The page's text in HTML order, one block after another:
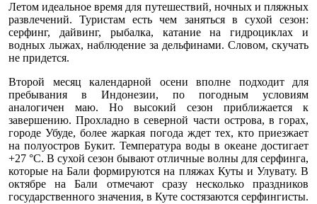
Летом идеальное время для путешествий, ночных и пляжных
развлечений. Туристам есть чем заняться в сухой сезон:
серфинг, дайвинг, рыбалка, катание на гидроциклах и
водных лыжах, наблюдение за дельфинами. Словом, скучать
не придется.
Второй месяц календарной осени вполне подходит для
пребывания в Индонезии, по погодным условиям
аналогичен маю. Но высокий сезон приближается к
завершению. Прохладно в северной части острова, в горах,
городе Убуде, более жаркая погода ждет тех, кто приезжает
на полуостров Букит. Температура воды в океане достигает
+27 °С. В сухой сезон бывают отличные волны для серфинга,
которые на Бали формируются на пляжах Куты и Улувату. В
октябре на Бали отмечают сразу несколько праздников
государственного значения, в Куте состязаются серфингисты.